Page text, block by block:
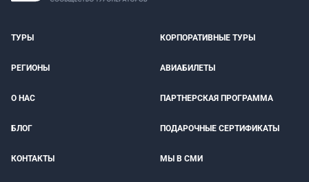
ТУРЫ КОРПОРАТИВНЫЕ ТУРЫ
РЕГИОНЫ АВИАБИЛЕТЫ
О НАС ПАРТНЕРСКАЯ ПРОГРАММА
БЛОГ ПОДАРОЧНЫЕ СЕРТИФИКАТЫ
КОНТАКТЫ МЫ В СМИ